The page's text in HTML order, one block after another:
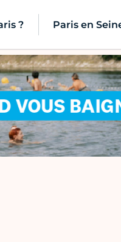
? Paris en